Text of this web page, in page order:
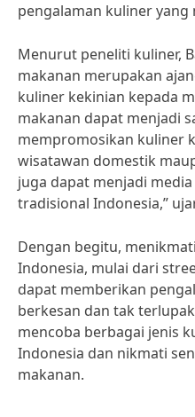
pengalaman kuliner yang
Menurut peneliti kuliner,
makanan merupakan
kuliner kekinian kepada
makanan dapat menjadi
mempromosikan kuliner
wisatawan domestik
juga dapat menjadi
tradisional Indonesia,”
Dengan begitu,
Indonesia, mulai dari
dapat memberikan
berkesan dan tak
mencoba berbagai jenis
Indonesia dan nikmati
makanan.